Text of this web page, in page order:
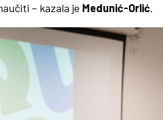
– kazala je Medunić-Orlić.